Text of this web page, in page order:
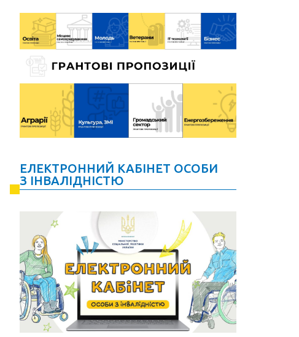
ЕЛЕКТРОННИЙ КАБІНЕТ ОСОБИ
З ІНВАЛІДНІСТЮ